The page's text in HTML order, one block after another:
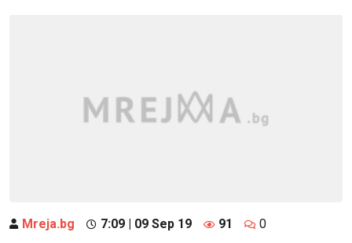
Mreja.bg 7:09 | 09 Sep 19 91 0